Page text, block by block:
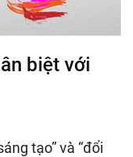
biệt với
tạo” và “đổi